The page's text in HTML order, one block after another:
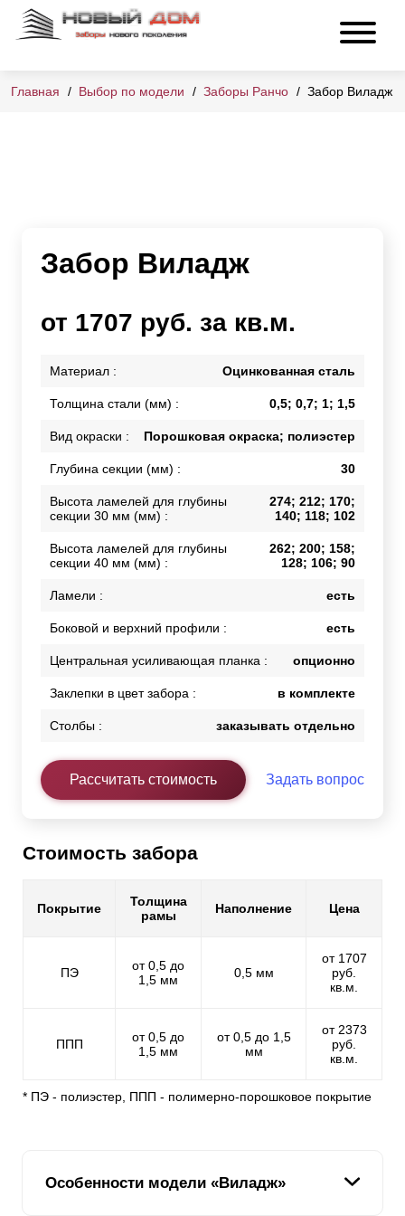
Главная Выбор по модели Заборы Ранчо Забор Виладж
Забор Виладж
от 1707 руб. за кв.м.
Материал : Оцинкованная сталь
Толщина стали (мм) : 0,5; 0,7; 1; 1,5
Вид окраски : Порошковая окраска; полиэстер
Глубина секции (мм) : 30
Высота ламелей для глубины
секции 30 мм (мм) :
274; 212; 170;
140; 118; 102
Высота ламелей для глубины
секции 40 мм (мм) :
262; 200; 158;
128; 106; 90
Ламели : есть
Боковой и верхний профили : есть
Центральная усиливающая планка : опционно
Заклепки в цвет забора : в комплекте
Столбы : заказывать отдельно
Рассчитать стоимость Задать вопрос
Стоимость забора
Покрытие
Толщина
рамы
Наполнение Цена
ПЭ
от 0,5 до
1,5 мм
0,5 мм
от 1707
руб.
кв.м.
ППП
от 0,5 до
1,5 мм
от 0,5 до 1,5
мм
от 2373
руб.
кв.м.
* ПЭ - полиэстер, ППП - полимерно-порошковое покрытие
Особенности модели «Виладж»